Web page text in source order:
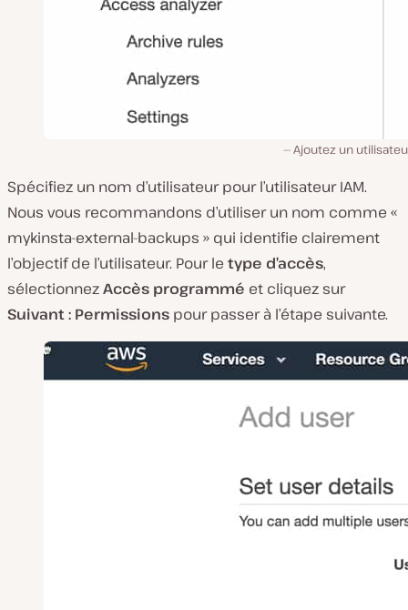
Ajoutez un
Spécifiez un nom d’utilisateur pour l’utilisateur IAM.
Nous vous recommandons d’utiliser un nom comme «
mykinsta-external-backups » qui identifie clairement
l’objectif de l’utilisateur. Pour le type d’accès,
sélectionnezAccès programmé et cliquez sur
Suivant : Permissions pour passer à l’étape suivante.